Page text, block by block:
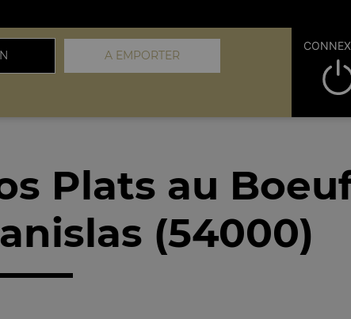
A EMPORTER
Plats au
(54000)